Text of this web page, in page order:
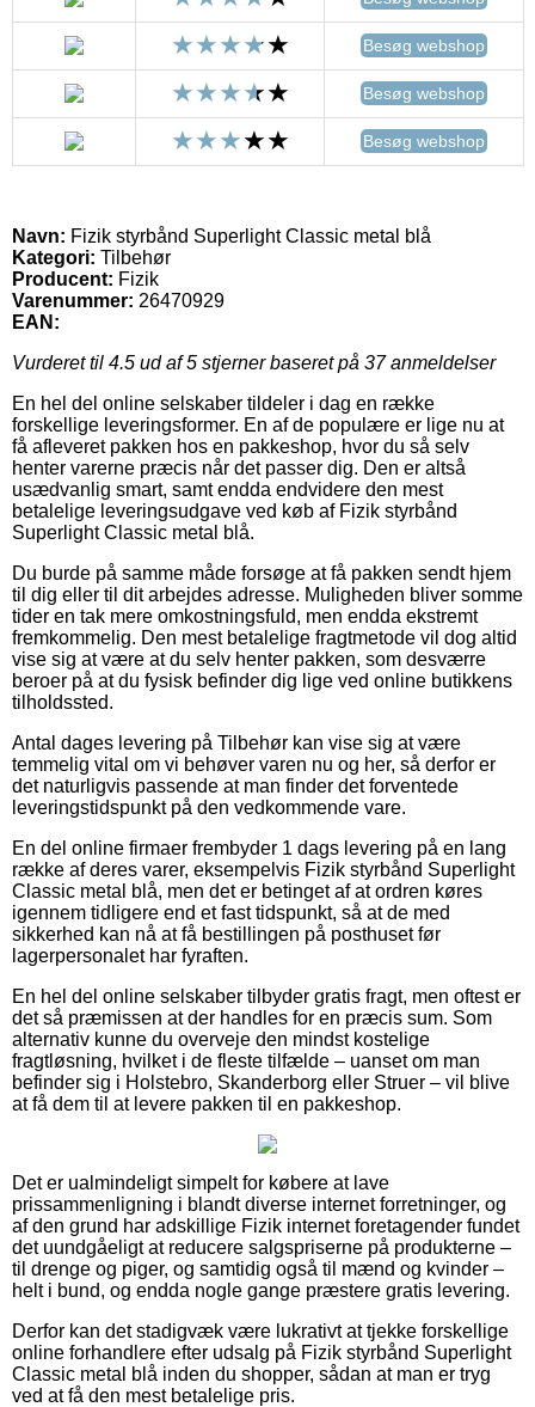
Besøg webshop
Besøg webshop
Besøg webshop
Navn: Fizik styrbånd Superlight Classic metal blå
Kategori: Tilbehør
Producent: Fizik
Varenummer: 26470929
EAN:
Vurderet til 4.5 ud af 5 stjerner baseret på 37anmeldelser
En hel del online selskaber tildeler i dag en række
forskellige leveringsformer. En af de populære er lige nu at
få afleveret pakken hos en pakkeshop, hvor du så selv
henter varerne præcis når det passer dig. Den er altså
usædvanlig smart, samt endda endvidere den mest
betalelige leveringsudgave ved køb af Fizik styrbånd
Superlight Classic metal blå.
Du burde på samme måde forsøge at få pakken sendt hjem
til dig eller til dit arbejdes adresse. Muligheden bliver somme
tider en tak mere omkostningsfuld, men endda ekstremt
fremkommelig. Den mest betalelige fragtmetode vil dog altid
vise sig at være at du selv henter pakken, som desværre
beroer på at du fysisk befinder dig lige ved online butikkens
tilholdssted.
Antal dages levering på Tilbehør kan vise sig at være
temmelig vital om vi behøver varen nu og her, så derfor er
det naturligvis passende at man finder det forventede
leveringstidspunkt på den vedkommende vare.
En del online firmaer frembyder 1 dags levering på en lang
række af deres varer, eksempelvis Fizik styrbånd Superlight
Classic metal blå, men det er betinget af at ordren køres
igennem tidligere end et fast tidspunkt, så at de med
sikkerhed kan nå at få bestillingen på posthuset før
lagerpersonalet har fyraften.
En hel del online selskaber tilbyder gratis fragt, men oftest er
det så præmissen at der handles for en præcis sum. Som
alternativ kunne du overveje den mindst kostelige
fragtløsning, hvilket i de fleste tilfælde – uanset om man
befinder sig i Holstebro, Skanderborg eller Struer – vil blive
at få dem til at levere pakken til en pakkeshop.
Det er ualmindeligt simpelt for købere at lave
prissammenligning i blandt diverse internet forretninger, og
af den grund har adskillige Fizik internet foretagender fundet
det uundgåeligt at reducere salgspriserne på produkterne –
til drenge og piger, og samtidig også til mænd og kvinder –
helt i bund, og endda nogle gange præstere gratis levering.
Derfor kan det stadigvæk være lukrativt at tjekke forskellige
online forhandlere efter udsalg på Fizik styrbånd Superlight
Classic metal blå inden du shopper, sådan at man er tryg
ved at få den mest betalelige pris.